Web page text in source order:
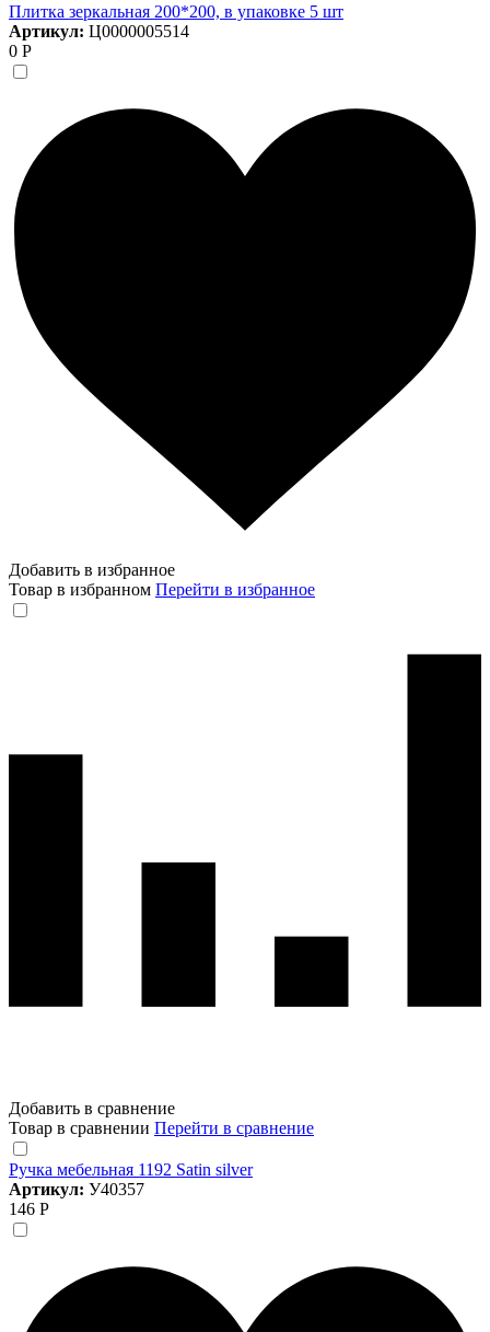
Плитка зеркальная 200*200, в упаковке 5 шт
Артикул: Ц0000005514
0 Р
Добавить в избранное
Товар в избранном Перейти в избранное
Добавить в сравнение
Товар в сравнении Перейти в сравнение
Ручка мебельная 1192 Satin silver
Артикул: У40357
146 Р